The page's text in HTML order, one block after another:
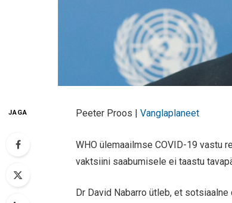
JAGA Peeter Proos |Vanglaplaneet
WHO ülemaailmse COVID-19 vastu
vaktsiini saabumisele ei taastu
Dr David Nabarro ütleb, et